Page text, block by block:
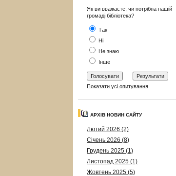
Як ви вважаєте, чи потрібна нашій
громаді бібліотека?
Так
Ні
Не знаю
Інше
Показати усі опитування
АРХІВ НОВИН САЙТУ
Лютий 2026 (2)
Січень 2026 (8)
Грудень 2025 (1)
Листопад 2025 (1)
Жовтень 2025 (5)